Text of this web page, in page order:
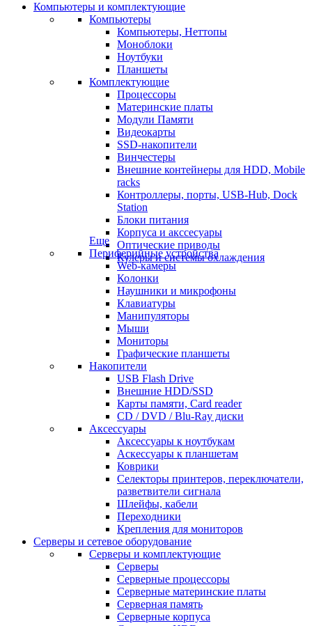
Компьютеры и комплектующие
Компьютеры
Компьютеры, Неттопы
Моноблоки
Ноутбуки
Планшеты
Комплектующие
Процессоры
Материнские платы
Модули Памяти
Видеокарты
SSD-накопители
Винчестеры
Внешние контейнеры для HDD, Mobile
racks
Контроллеры, порты, USB-Hub, Dock
Station
Блоки питания
Корпуса и акссесуары
Оптические приводы
Кулеры и системы охлаждения
Еще
Периферийные устройства
Web-камеры
Колонки
Наушники и микрофоны
Клавиатуры
Манипуляторы
Мыши
Мониторы
Графические планшеты
Накопители
USB Flash Drive
Внешние HDD/SSD
Карты памяти, Card reader
CD / DVD / Blu-Ray диски
Аксессуары
Аксессуары к ноутбукам
Аскессуары к планшетам
Коврики
Селекторы принтеров, переключатели,
разветвители сигнала
Шлейфы, кабели
Переходники
Крепления для мониторов
Серверы и сетевое оборудование
Серверы и комплектующие
Серверы
Серверные процессоры
Серверные материнские платы
Серверная память
Серверные корпуса